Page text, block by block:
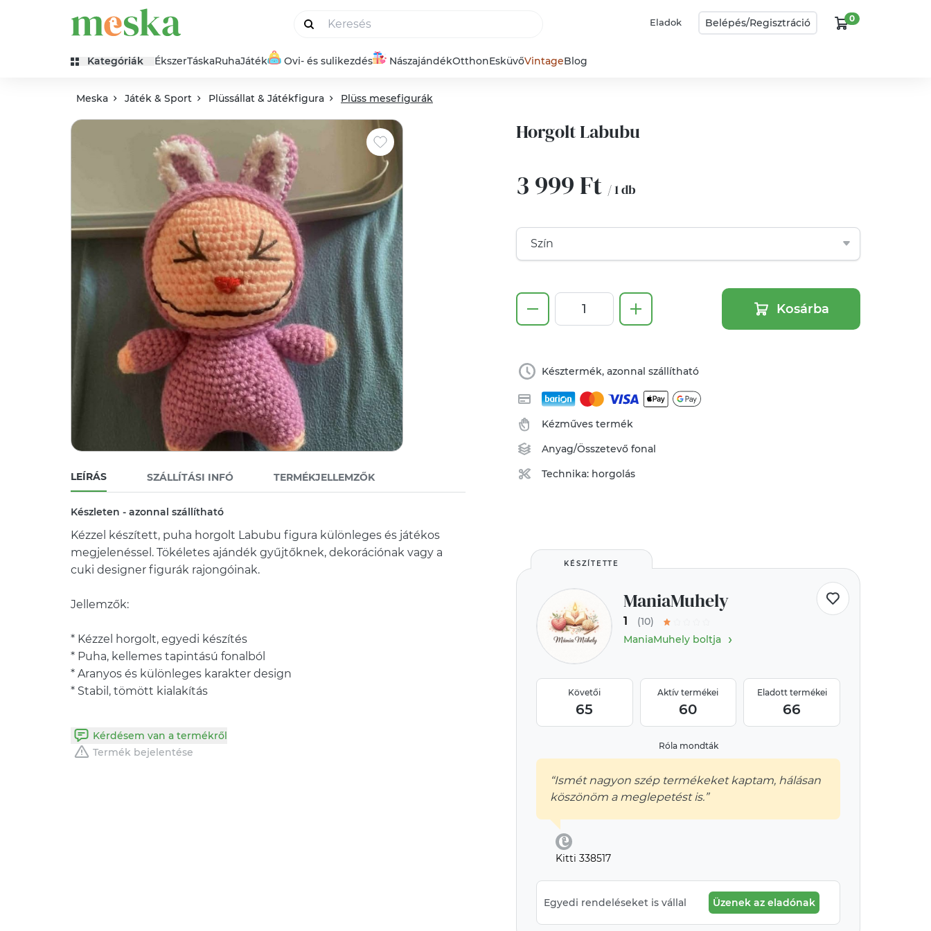
Eladok Belépés/Regisztráció 0
Kategóriák ÉkszerTáskaRuhaJáték Ovi- és sulikezdés NászajándékOtthonEsküvőVintageBlog
Meska Játék & Sport Plüssállat & Játékfigura Plüss mesefigurák
LEÍRÁS SZÁLLÍTÁSI INFÓ TERMÉKJELLEMZŐK
Készleten - azonnal szállítható
Kézzel készített, puha horgolt Labubu figura különleges és játékos
megjelenéssel. Tökéletes ajándék gyűjtőknek, dekorációnak vagy a
cuki designer figurák rajongóinak.
Jellemzők:
* Kézzel horgolt, egyedi készítés
* Puha, kellemes tapintású fonalból
* Aranyos és különleges karakter design
* Stabil, tömött kialakítás
Kérdésem van a termékről
Termék bejelentése
Horgolt Labubu
3 999 Ft / 1 db
Kosárba
Késztermék, azonnal szállítható
Kézműves termék
Anyag/Összetevőfonal
Technika: horgolás
KÉSZÍTETTE
ManiaMuhely
1
(10)
ManiaMuhely boltja
›
Követői
65
Aktív termékei
60
Eladott termékei
66
Róla mondták
“Ismét nagyon szép termékeket kaptam, hálásan
köszönöm a meglepetést is.”
Kitti 338517
Egyedi rendeléseket is vállal Üzenek az eladónak